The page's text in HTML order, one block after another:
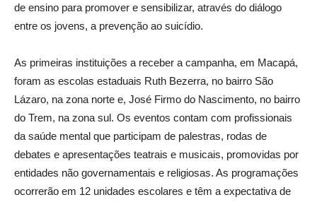
de ensino para promover e sensibilizar, através do diálogo
entre os jovens, a prevenção ao suicídio.
As primeiras instituições a receber a campanha, em Macapá,
foram as escolas estaduais Ruth Bezerra, no bairro São
Lázaro, na zona norte e, José Firmo do Nascimento, no bairro
do Trem, na zona sul. Os eventos contam com profissionais
da saúde mental que participam de palestras, rodas de
debates e apresentações teatrais e musicais, promovidas por
entidades não governamentais e religiosas. As programações
ocorrerão em 12 unidades escolares e têm a expectativa de